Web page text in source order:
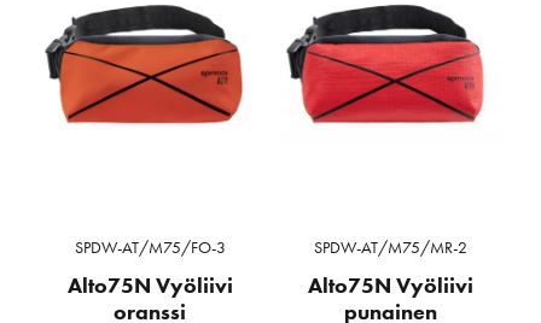
SPDW-AT/M75/FO-3
Alto75N Vyöliivi
oranssi
SPDW-AT/M75/MR-2
Alto75N Vyöliivi
punainen